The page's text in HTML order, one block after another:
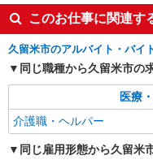
通費全支
久留
キープ
派遣社員
株式会社kotrio /●FK-H-
有料老
このお仕事に関連す
久留米市のアルバイト・バイ
同じ職種から久留米市の
医療
介護職・ヘルパー
同じ雇用形態から久留米